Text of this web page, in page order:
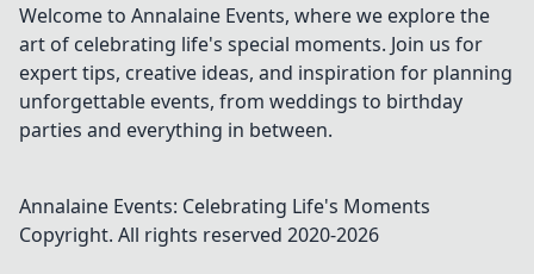
umhauen! Warum
Filter nötig sind,
erfährst du hier!
Welcome to Annalaine Events, where we explore the
art of celebrating life's special moments. Join us for
expert tips, creative ideas, and inspiration for planning
unforgettable events, from weddings to birthday
parties and everything in between.
Annalaine Events: Celebrating Life's Moments
Copyright. All rights reserved 2020-2026